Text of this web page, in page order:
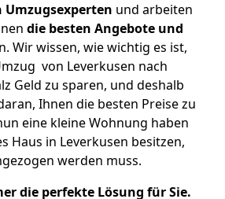
und arbeiten
die besten Angebote und
Wir wissen, wie wichtig es ist,
von Leverkusen nach
Geld zu sparen, und deshalb
Ihnen die besten Preise zu
eine kleine Wohnung haben
Haus in Leverkusen besitzen,
werden muss.
die perfekte Lösung für Sie.